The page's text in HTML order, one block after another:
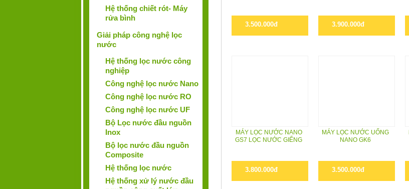
Hệ thống chiết rót- Máy
rửa bình
Giải pháp công nghệ lọc
nước
Hệ thống lọc nước công
nghiệp
Công nghệ lọc nước Nano
Công nghệ lọc nước RO
Công nghệ lọc nước UF
Bộ Lọc nước đầu nguồn
Inox
Bộ lọc nước đầu nguồn
Composite
Hệ thống lọc nước
Hệ thống xử lý nước đầu
3.500.000đ 3.900.000đ
MÁY LỌC NƯỚC NANO
GS7 LỌC NƯỚC GIẾNG
3.800.000đ
MÁY LỌC NƯỚC UỐNG
NANO GK6
3.500.000đ